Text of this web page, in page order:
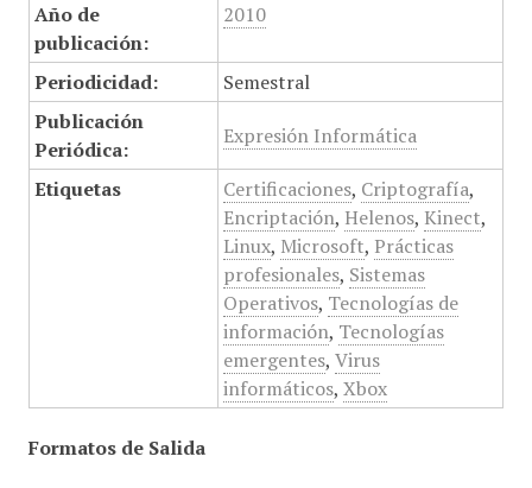
Año de
publicación:
2010
Periodicidad:
Semestral
Publicación
Periódica:
Expresión Informática
Etiquetas Certificaciones, Criptografía,
Encriptación, Helenos, Kinect,
Linux, Microsoft, Prácticas
profesionales, Sistemas
Operativos, Tecnologías de
información, Tecnologías
emergentes, Virus
informáticos, Xbox
Formatos de Salida